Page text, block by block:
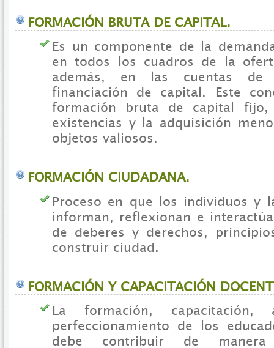
FORMACIÓN BRUTA DE CAPITAL.
Es un componente de la
en todos los cuadros de la
además, en las cuentas de
financiación de capital. Este
formación bruta de capital
existencias y la adquisición
objetos valiosos.
FORMACIÓN CIUDADANA.
Proceso en que los individuos y
informan, reflexionan e
de deberes y derechos,
construir ciudad.
FORMACIÓN Y CAPACITACIÓN
La formación, capacitación,
perfeccionamiento de los
debe contribuir de